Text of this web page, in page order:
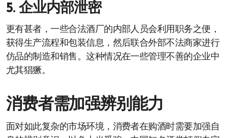
5. 企业内部泄密
更有甚者，一些合法酒厂的内部人员会利用职务之便，
获得生产流程和包装信息，然后联合外部不法商家进行
仿品的制造和销售。这种情况在一些管理不善的企业中
尤其猖獗。
消费者需加强辨别能力
面对如此复杂的市场环境，消费者在购酒时需要加强自